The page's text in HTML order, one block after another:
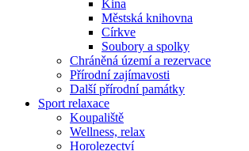
Kina
Městská knihovna
Církve
Soubory a spolky
Chráněná území a rezervace
Přírodní zajímavosti
Další přírodní památky
Sport relaxace
Koupaliště
Wellness, relax
Horolezectví